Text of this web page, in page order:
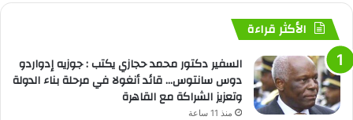
الأكثر قراءة
السفير دكتور محمد حجازي يكتب : جوزيه إدواردو
دوس سانتوس… قائد أنغولا في مرحلة بناء الدولة
وتعزيز الشراكة مع القاهرة
منذ 11 ساعة